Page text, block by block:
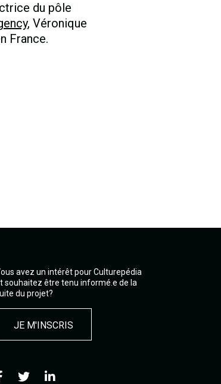
du pôle
, Véronique
France.
avez un intérêt pour Culturepédia
souhaitez être tenu informé.e de la
du projet?
JE M'INSCRIS